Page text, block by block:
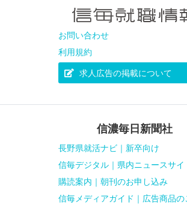
お問い合わせ
利用規約
求人広告の掲載について
信濃毎日新聞社
長野県就活ナビ｜新卒向け
信毎デジタル｜県内ニュースサイ
購読案内｜朝刊のお申し込み
信毎メディアガイド｜広告商品の